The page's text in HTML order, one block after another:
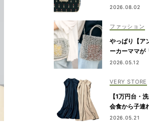
2026.08.02
ファッション
やっぱり【ア
ーカーママが
ってしまう」
2026.05.12
VERY STORE
【1万円台・
会食から子連
る『リボンワ
2026.05.21